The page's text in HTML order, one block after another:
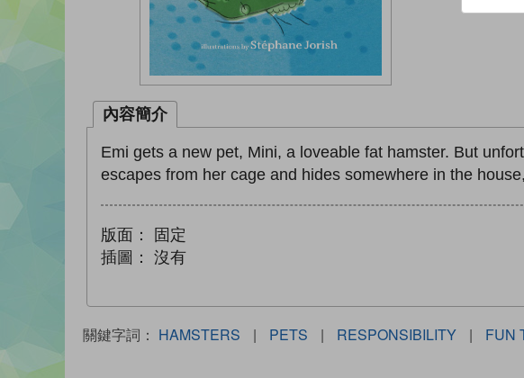
內容簡介
Emi gets a new pet, Mini, a loveable fat hamster. But
escapes from her cage and hides somewhere in the
版面：
固定
插圖：
沒有
關鍵字詞： HAMSTERS | PETS | RESPONSIBILITY | FUN